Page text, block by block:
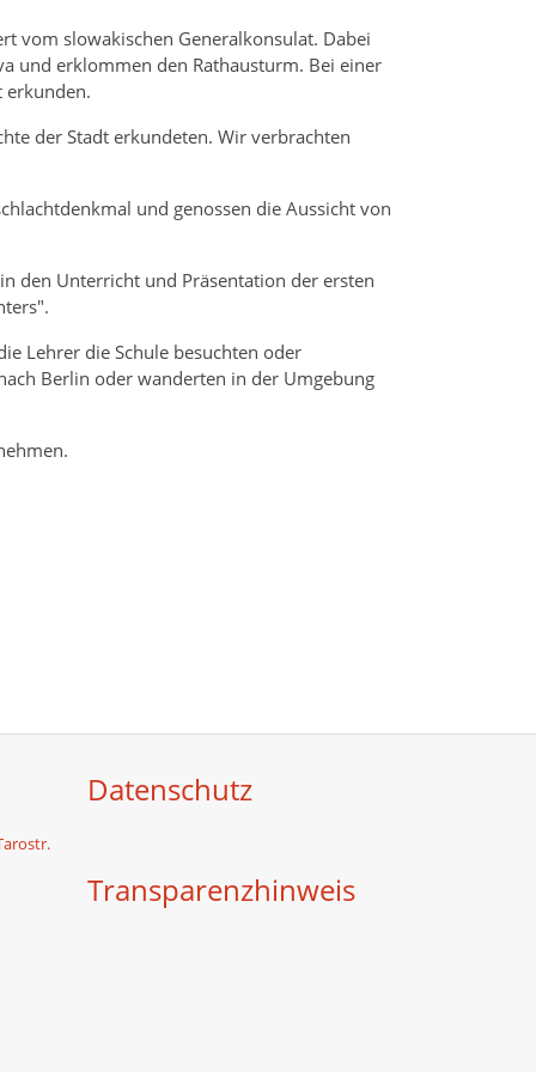
vom slowakischen Generalkonsulat. Dabei
und erklommen den Rathausturm. Bei einer
erkunden.
der Stadt erkundeten. Wir verbrachten
und genossen die Aussicht von
den Unterricht und Präsentation der ersten
Lehrer die Schule besuchten oder
Berlin oder wanderten in der Umgebung
Datenschutz
Transparenzhinweis